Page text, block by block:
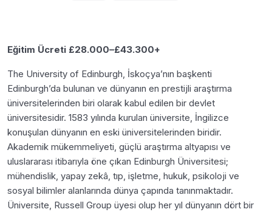
Eğitim Ücreti £28.000–£43.300+
The University of Edinburgh, İskoçya’nın başkenti
Edinburgh’da bulunan ve dünyanın en prestijli araştırma
üniversitelerinden biri olarak kabul edilen bir devlet
üniversitesidir. 1583 yılında kurulan üniversite, İngilizce
konuşulan dünyanın en eski üniversitelerinden biridir.
Akademik mükemmeliyeti, güçlü araştırma altyapısı ve
uluslararası itibarıyla öne çıkan Edinburgh Üniversitesi;
mühendislik, yapay zekâ, tıp, işletme, hukuk, psikoloji ve
sosyal bilimler alanlarında dünya çapında tanınmaktadır.
Üniversite, Russell Group üyesi olup her yıl dünyanın dört bir